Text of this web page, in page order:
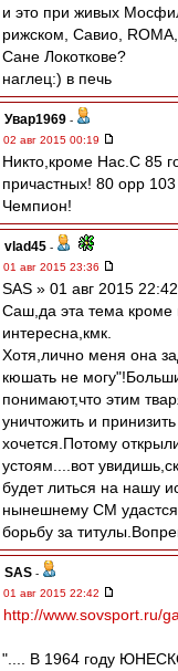
и это при живых
рижском, Савио,
Сане Локоткове?
наглец:) в печь
Увар1969 -
02 авг 2015 00:19
Никто,кроме Нас.С 85
причастных! 80 орр
Чемпион!
vlad45 -
01 авг 2015 23:36
SAS » 01 авг 2015 22:42
Саш,да эта тема кроме
интересна,кмк.
Хотя,лично меня она
кюшать не
понимают,что этим
уничтожить и
хочется.Потому
устоям....вот
будет литься на нашу
нынешнему СМ удастся
борьбу за
SAS -
01 авг 2015 22:42
http://www.sovsport.ru/
".... В 1964 году